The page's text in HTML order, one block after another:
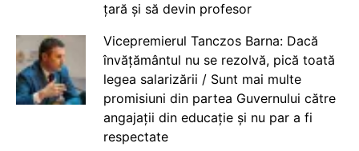
țară și să devin profesor
Vicepremierul Tanczos Barna: Dacă
învățământul nu se rezolvă, pică toată
legea salarizării / Sunt mai multe
promisiuni din partea Guvernului către
angajații din educație și nu par a fi
respectate